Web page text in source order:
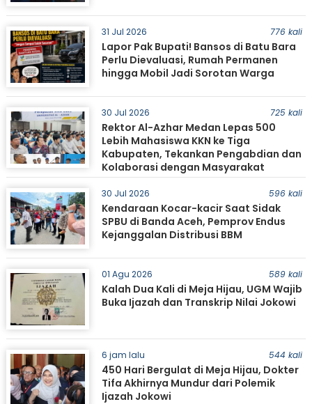
31 Jul 2026 776 kali
Lapor Pak Bupati! Bansos di Batu Bara
Perlu Dievaluasi, Rumah Permanen
hingga Mobil Jadi Sorotan Warga
30 Jul 2026 725 kali
Rektor Al-Azhar Medan Lepas 500
Lebih Mahasiswa KKN ke Tiga
Kabupaten, Tekankan Pengabdian dan
Kolaborasi dengan Masyarakat
30 Jul 2026 596 kali
Kendaraan Kocar-kacir Saat Sidak
SPBU di Banda Aceh, Pemprov Endus
Kejanggalan Distribusi BBM
01 Agu 2026 589 kali
Kalah Dua Kali di Meja Hijau, UGM Wajib
Buka Ijazah dan Transkrip Nilai Jokowi
6 jam lalu 544 kali
450 Hari Bergulat di Meja Hijau, Dokter
Tifa Akhirnya Mundur dari Polemik
Ijazah Jokowi